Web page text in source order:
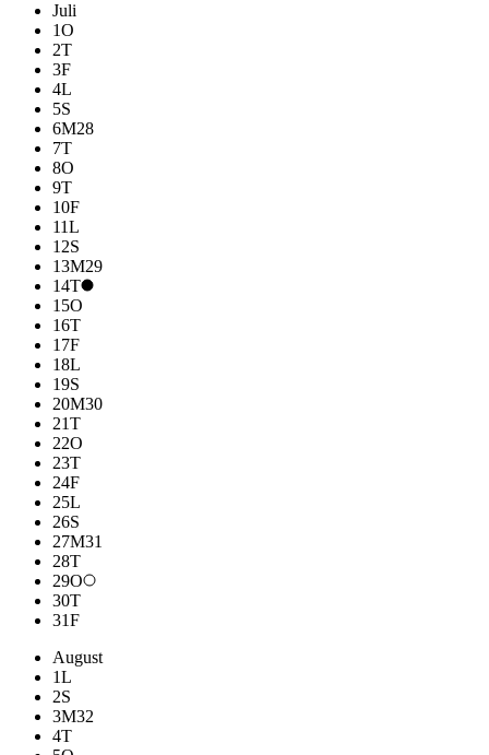
Juli
1O
2T
3F
4L
5S
6M28
7T
8O
9T
10F
11L
12S
13M29
14T
15O
16T
17F
18L
19S
20M30
21T
22O
23T
24F
25L
26S
27M31
28T
29O
30T
31F
August
1L
2S
3M32
4T